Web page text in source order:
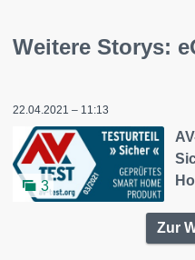
Weitere Storys:
22.04.2021 – 11:13
3
Zur